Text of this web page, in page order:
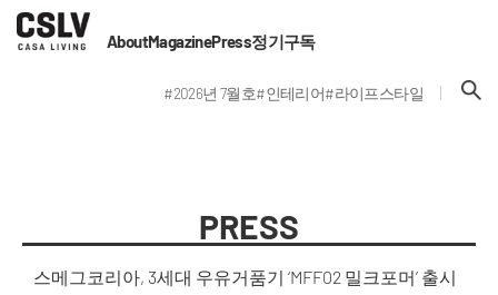
AboutMagazinePress정기구독
#2026년 7월호#인테리어#라이프스타일
PRESS
스메그코리아, 3세대 우유거품기 ‘MFF02 밀크포머’ 출시